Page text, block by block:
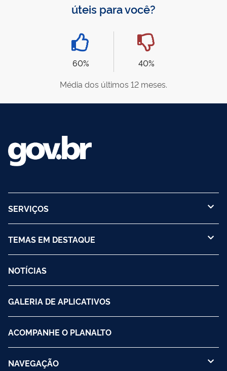
úteis para você?
60%
40%
Média dos últimos 12 meses.
SERVIÇOS
TEMAS EM DESTAQUE
NOTÍCIAS
GALERIA DE APLICATIVOS
ACOMPANHE O PLANALTO
NAVEGAÇÃO